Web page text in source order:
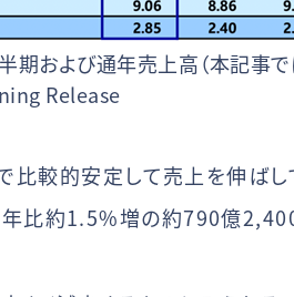
および通年売上高（本記事
Release
較的安定して売上を伸ばし
比約1.5%増の約790億2,400